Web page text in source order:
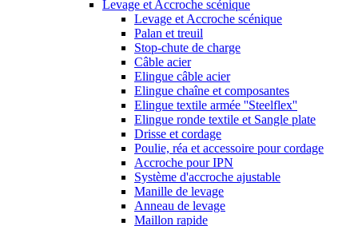
Levage et Accroche scénique
Levage et Accroche scénique
Palan et treuil
Stop-chute de charge
Câble acier
Elingue câble acier
Elingue chaîne et composantes
Elingue textile armée ''Steelflex''
Elingue ronde textile et Sangle plate
Drisse et cordage
Poulie, réa et accessoire pour cordage
Accroche pour IPN
Système d'accroche ajustable
Manille de levage
Anneau de levage
Maillon rapide